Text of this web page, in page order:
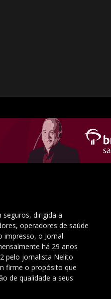
seguros, dirigida a
operadores de saúde
impresso, o Jornal
há 29 anos
pelo jornalista Nelito
firme o propósito que
de qualidade a seus